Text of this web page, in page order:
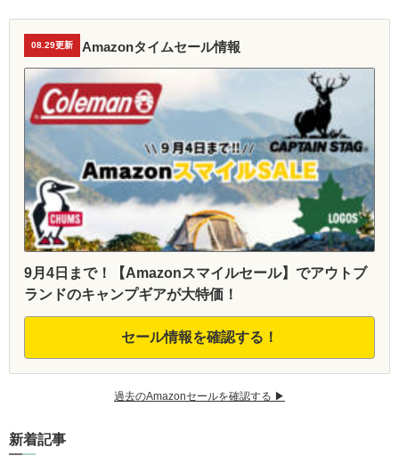
08.29更新 Amazonタイムセール情報
9月4日まで！【Amazonスマイルセール】でアウトブ
ランドのキャンプギアが大特価！
セール情報を確認する！
過去のAmazonセールを確認する ▶︎
新着記事